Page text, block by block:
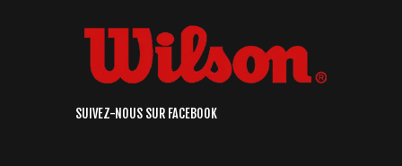
SUIVEZ-NOUS SUR FACEBOOK